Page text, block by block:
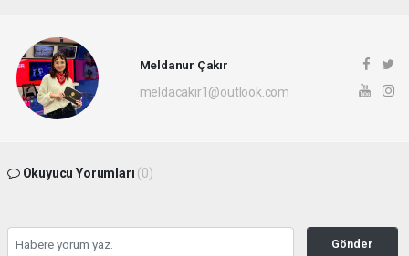
Meldanur Çakır
meldacakir1@outlook.com
Okuyucu Yorumları (0)
Gönder